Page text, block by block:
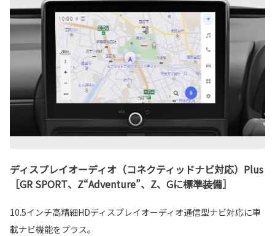
ディスプレイオーディオ（コネクティッドナビ対応）Plus
［GR SPORT、Z“Adventure”、Z、Gに標準装備］
10.5インチ高精細HDディスプレイオーディオ通信型ナビ対応に車
載ナビ機能をプラス。